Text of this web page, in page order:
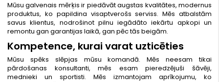
Mūsu galvenais mērķis ir piedāvāt augstas kvalitātes, modernus
produktus, ko papildina visaptverošs serviss. Mēs atbalstām
savus klientus, nodrošinot pilnu iegādāto iekārtu apkopi un
remontu gan garantijas laikā, gan pēc tās beigām.
Kompetence, kurai varat uzticēties
Mūsu spēks slēpjas mūsu komandā. Mēs neesam tikai
pārdošanas konsultanti, mēs esam pieredzējuši šāvēji,
mednieki un sportisti. Mēs izmantojam aprīkojumu, ko